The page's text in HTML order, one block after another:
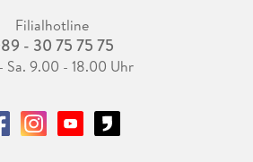
Filialhotline
- 30 75 75 75
Sa. 9.00 - 18.00 Uhr